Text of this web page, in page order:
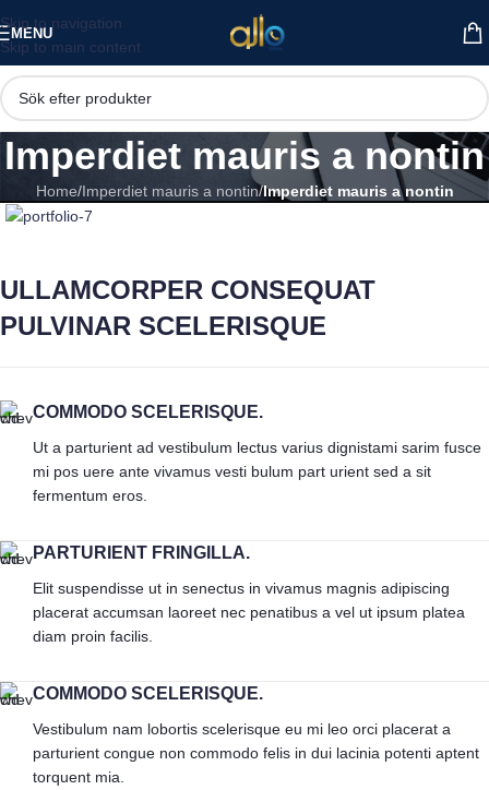
Skip to navigation
Skip to main content
MENU
Imperdiet mauris a nontin
Home/Imperdiet mauris a nontin/Imperdiet mauris a nontin
ULLAMCORPER CONSEQUAT
PULVINAR SCELERISQUE
COMMODO SCELERISQUE.
Ut a parturient ad vestibulum lectus varius dignistami sarim fusce
mi pos uere ante vivamus vesti bulum part urient sed a sit
fermentum eros.
PARTURIENT FRINGILLA.
Elit suspendisse ut in senectus in vivamus magnis adipiscing
placerat accumsan laoreet nec penatibus a vel ut ipsum platea
diam proin facilis.
COMMODO SCELERISQUE.
Vestibulum nam lobortis scelerisque eu mi leo orci placerat a
parturient congue non commodo felis in dui lacinia potenti aptent
torquent mia.